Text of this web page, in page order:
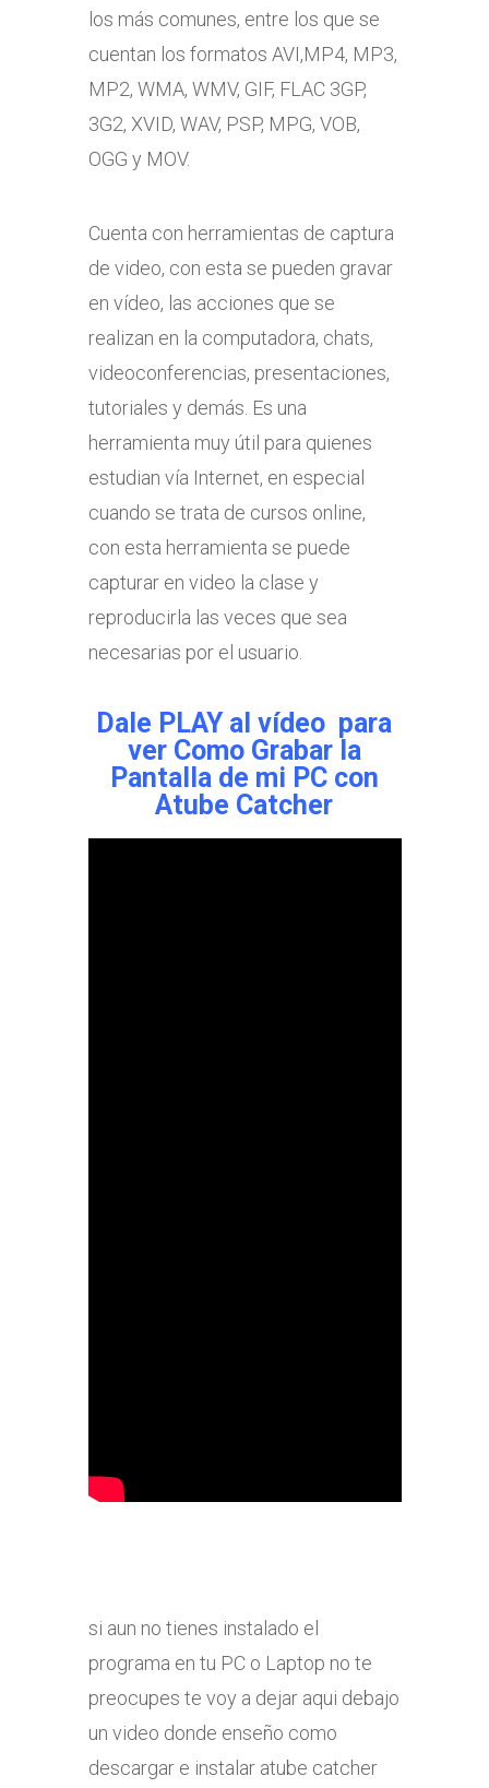
los más comunes, entre los que se
cuentan los formatos AVI,MP4, MP3,
MP2, WMA, WMV, GIF, FLAC 3GP,
3G2, XVID, WAV, PSP, MPG, VOB,
OGG y MOV.
Cuenta con herramientas de captura
de video, con esta se pueden gravar
en vídeo, las acciones que se
realizan en la computadora, chats,
videoconferencias, presentaciones,
tutoriales y demás. Es una
herramienta muy útil para quienes
estudian vía Internet, en especial
cuando se trata de cursos online,
con esta herramienta se puede
capturar en video la clase y
reproducirla las veces que sea
necesarias por el usuario.
Dale PLAY al vídeo para
ver Como Grabar la
Pantalla de mi PC con
Atube Catcher
si aun no tienes instalado el
programa en tu PC o Laptop no te
preocupes te voy a dejar aqui debajo
un video donde enseño como
descargar e instalar atube catcher